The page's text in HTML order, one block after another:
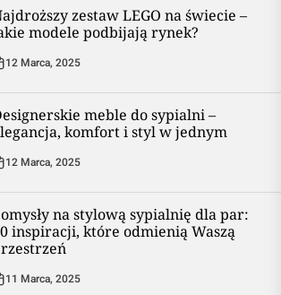
zestaw LEGO na świecie –
modele podbijają rynek?
12 Marca, 2025
meble do sypialni –
komfort i styl w jednym
12 Marca, 2025
na stylową sypialnię dla par:
inspiracji, które odmienią Waszą
11 Marca, 2025